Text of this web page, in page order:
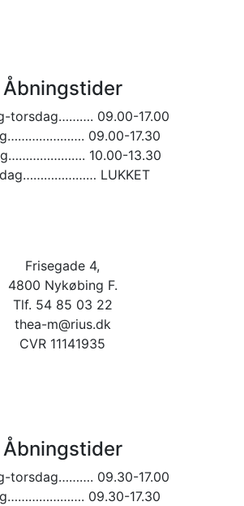
Åbningstider
torsdag………. 09.00-17.00
09.00-17.30
10.00-13.30
LUKKET
Frisegade 4,
4800 Nykøbing F.
Tlf. 54 85 03 22
thea-m@rius.dk
CVR 11141935
Åbningstider
torsdag………. 09.30-17.00
09.30-17.30